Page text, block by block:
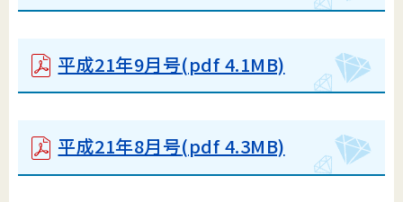
平成21年9月号(pdf 4.1MB)
平成21年8月号(pdf 4.3MB)